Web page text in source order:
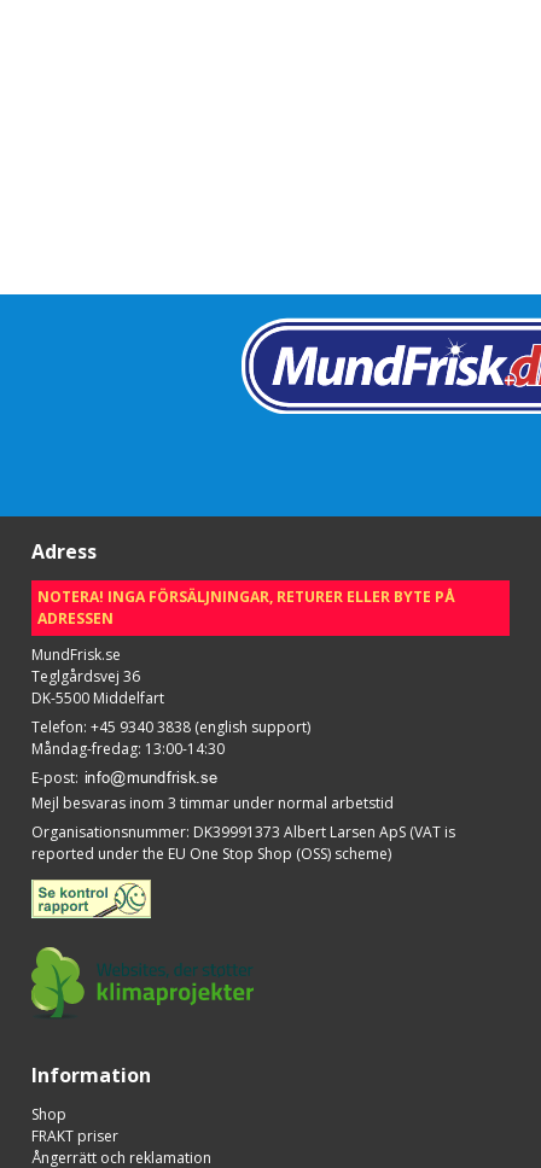
Adress
NOTERA! INGA FÖRSÄLJNINGAR, RETURER ELLER BYTE PÅ
ADRESSEN
MundFrisk.se
Teglgårdsvej 36
DK-5500 Middelfart
Telefon: +45 9340 3838 (english support)
Måndag-fredag: 13:00-14:30
E-post:
Mejl besvaras inom 3 timmar under normal arbetstid
Organisationsnummer: DK39991373 Albert Larsen ApS (VAT is
reported under the EU One Stop Shop (OSS) scheme)
Information
Shop
FRAKT priser
Ångerrätt och reklamation